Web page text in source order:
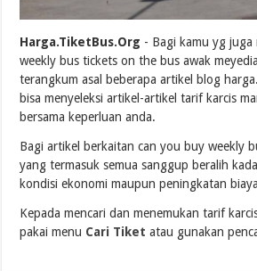
Harga.TiketBus.Org - Bagi kamu yg
weekly bus tickets on the bus awak
terangkum asal beberapa artikel blog
bisa menyeleksi artikel-artikel tarif karcis
bersama keperluan anda.
Bagi artikel berkaitan can you buy weekly
yang termasuk semua sanggup beralih
kondisi ekonomi maupun peningkatan
Kepada mencari dan menemukan tarif
pakai menu Cari Tiket atau gunakan